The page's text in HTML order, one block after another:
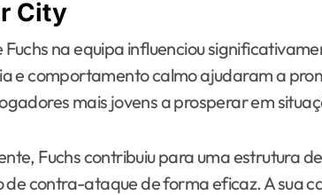
City
Fuchs na equipa influenciou
e comportamento calmo ajudaram a
mais jovens a prosperar em
Fuchs contribuiu para uma estrutura
de contra-ataque de forma eficaz. A sua